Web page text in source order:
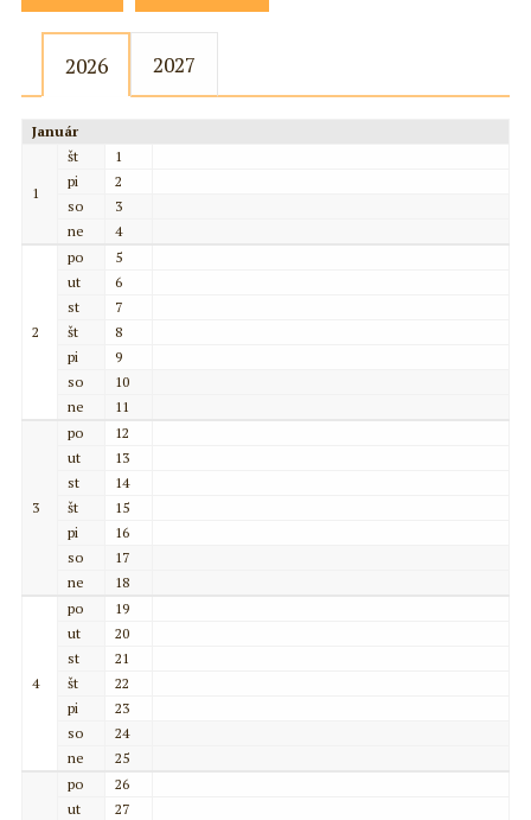
2026 2027
Január
1
št
1
pi
2
so
3
ne
4
2
po
5
ut
6
st
7
št
8
pi
9
so
10
ne
11
3
po
12
ut
13
st
14
št
15
pi
16
so
17
ne
18
4
po
19
ut
20
st
21
št
22
pi
23
so
24
ne
25
po
26
ut
27